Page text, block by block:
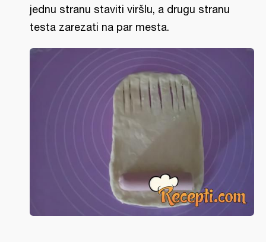
jednu stranu staviti viršlu, a drugu stranu
testa zarezati na par mesta.